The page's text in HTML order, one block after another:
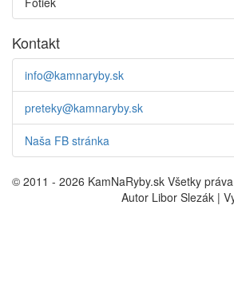
Kontakt
info@kamnaryby.sk
preteky@kamnaryby.sk
Naša FB stránka
© 2011 - 2026 KamNaRyby.sk Všetky
Autor Libor Slezák |